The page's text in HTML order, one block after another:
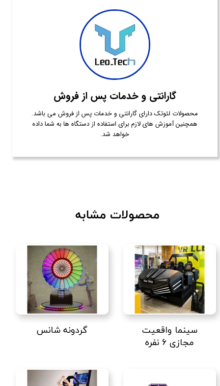
گارانتی و خدمات پس از فروش
محصولات لئوتک دارای گارانتی و خدمات پس از فروش می باشد.
همچنین آموزش های لازم برای استفاده از دستگاه ها به شما داده
خواهد شد.
سینما واقعیت
مجازی ۶ نفره
گردونه شانس
محصولات مشابه